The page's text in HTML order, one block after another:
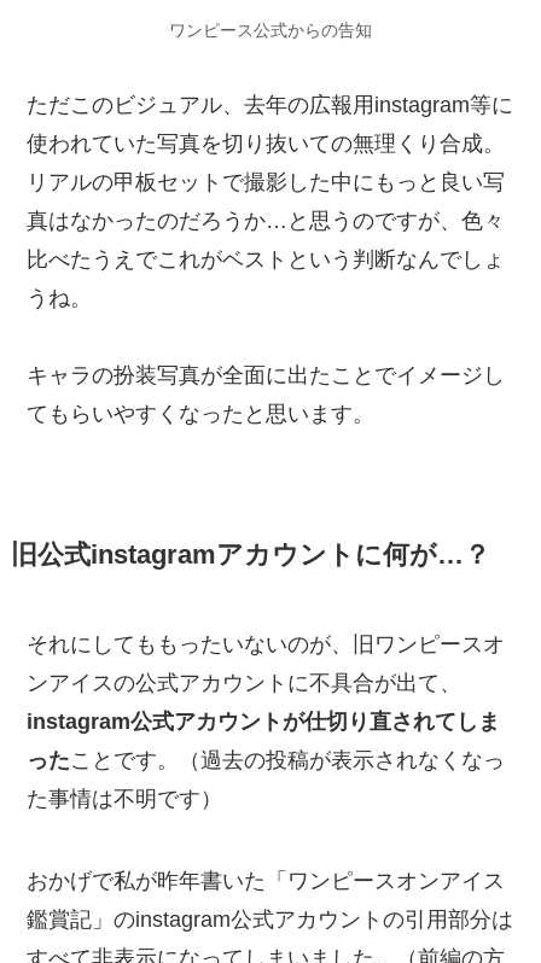
ワンピース公式からの告知
ただこのビジュアル、去年の広報用instagram等に
使われていた写真を切り抜いての無理くり合成。
リアルの甲板セットで撮影した中にもっと良い写
真はなかったのだろうか…と思うのですが、色々
比べたうえでこれがベストという判断なんでしょ
うね。
キャラの扮装写真が全面に出たことでイメージし
てもらいやすくなったと思います。
旧公式instagramアカウントに何が…？
それにしてももったいないのが、旧ワンピースオ
ンアイスの公式アカウントに不具合が出て、
instagram公式アカウントが仕切り直されてしま
ったことです。（過去の投稿が表示されなくなっ
た事情は不明です）
おかげで私が昨年書いた「ワンピースオンアイス
鑑賞記」のinstagram公式アカウントの引用部分は